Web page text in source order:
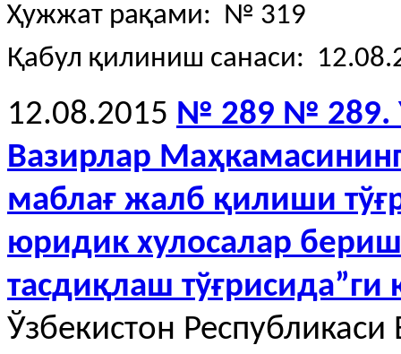
Ҳужжат рақами: № 319
Қабул қилиниш санаси:
12.08.2015 № 289 № 289.
Вазирлар
маблағ жалб қилиши
юридик хулосалар
тасдиқлаш
Ўзбекистон